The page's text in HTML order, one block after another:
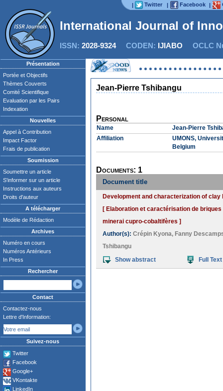
| Twitter | Facebook |
International Journal of
ISSN: 2028-9324CODEN: IJIABO OCLC
Présentation
Portée et Objectifs
Thèmes Couverts
Comité Scientifique
Evaluation par les Pairs
Indexation
Nouvelles
Appel à Contribution
Impact Factor
Frais de publication
Soumission
Soumettre un article
S'informer sur un article
Instructions aux auteurs
Droits d'auteur
A télécharger
Modèle de Rédaction
Archives
Numéro en cours
Numéros Antérieurs
In Press
Rechercher
Contact
Contactez-nous
Lettre d'Information:
Suivez-nous
Twitter
Facebook
Google+
VKontakte
LinkedIn
Jean-Pierre Tshibangu
Personal
Name
Jean-Pierre
Affiliation
UMONS,
Belgium
Documents: 1
Document title
Development and characterization of
[ Elaboration et caractérisation de
minerai cupro-cobaltifères ]
Author(s): Crépin Kyona, Fanny
Tshibangu
Show abstract
Full Text